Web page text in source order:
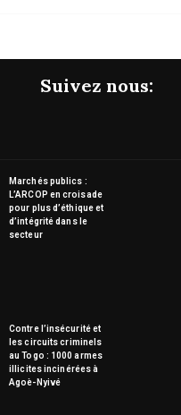
Suivez nous:
Marchés publics :
L’ARCOP en croisade
pour plus d’éthique et
d’intégrité dans le
secteur
Contre l’insécurité et
les circuits criminels
au Togo : 1000 armes
illicites incinérées à
Agoè-Nyivé